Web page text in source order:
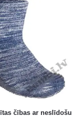
čības ar neslīdošu